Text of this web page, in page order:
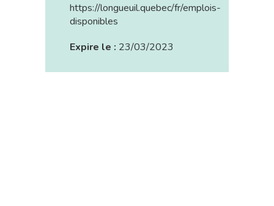
https://longueuil.quebec/fr/emplois-
disponibles
Expire le : 23/03/2023